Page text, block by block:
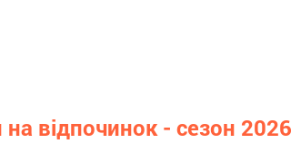
на відпочинок - сезон 2026